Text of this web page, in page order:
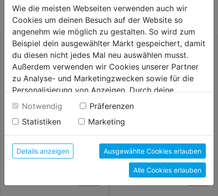
KATEGORIE
Sortimentskoffer Basic 29
290x185x46mm
Sortimentskoffer
schwarz/blau
9,99€
Wie die meisten Webseiten verwenden auch wir
Cookies um deinen Besuch auf der Website so
angenehm wie möglich zu gestalten. So wird zum
Beispiel dein ausgewählter Markt gespeichert, damit
du diesen nicht jedes Mal neu auswählen musst.
Außerdem verwenden wir Cookies unserer Partner
zu Analyse- und Marketingzwecken sowie für die
Personalisierung von Anzeigen. Durch deine
Einwilligung werden die Daten von Drittanbieter,
unter anderem auch in den USA, verarbeitet.
Durch Klick auf "Alle Cookies erlauben" stimmst du
der Verwendung aller Cookies zu. Unter "Details
anzeigen" findest du alle Infos zu den
unterschiedlichen Cookies, unter "Cookies
Konfigurieren" kannst du auswählen, welche Cookies
du zulassen möchtest und welche nicht.
Notwendig
Präferenzen
Statistiken
Marketing
Details anzeigen Ausgewählte Cookies erlauben
Alle Cookies erlauben